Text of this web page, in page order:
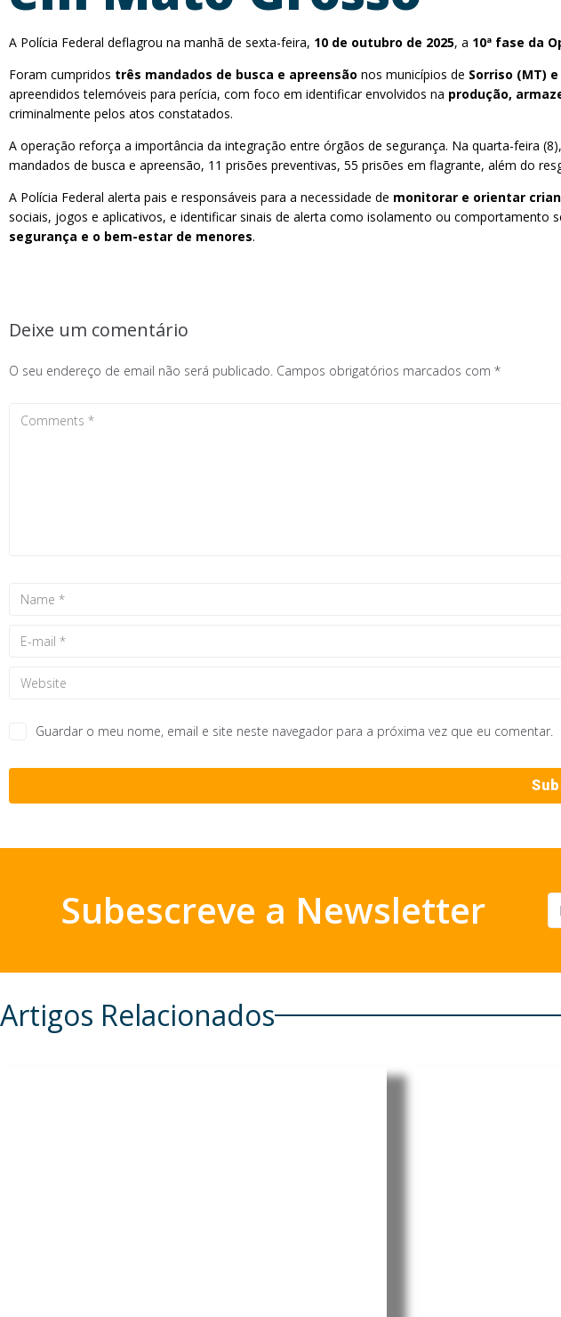
A Polícia Federal deflagrou na manhã de sexta-feira, 10 de outubro de 2025, a 10ª fase da
Foram cumpridos três mandados de busca e apreensão nos municípios de Sorriso (MT)
apreendidos telemóveis para perícia, com foco em identificar envolvidos na produção,
criminalmente pelos atos constatados.
A operação reforça a importância da integração entre órgãos de segurança. Na quarta-feira
mandados de busca e apreensão, 11 prisões preventivas, 55 prisões em flagrante, além do
A Polícia Federal alerta pais e responsáveis para a necessidade de monitorar e orientar
sociais, jogos e aplicativos, e identificar sinais de alerta como isolamento ou
segurança e o bem-estar de menores.
Deixe um comentário
O seu endereço de email não será publicado. Campos obrigatórios marcados com *
Guardar o meu nome, email e site neste navegador para a próxima vez que eu comentar.
Subescreve a Newsletter
Artigos Relacionados